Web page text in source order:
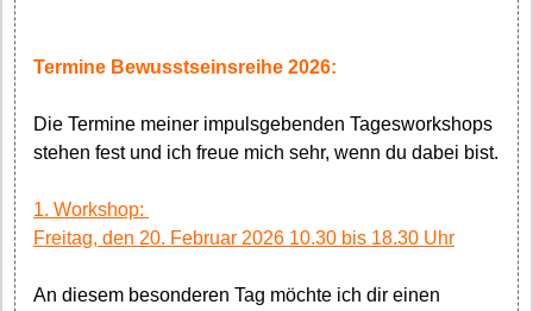
Termine Bewusstseinsreihe 2026:
Die Termine meiner impulsgebenden Tagesworkshops
stehen fest und ich freue mich sehr, wenn du dabei bist.
1. Workshop:
Freitag, den 20. Februar 2026 10.30 bis 18.30 Uhr
An diesem besonderen Tag möchte ich dir einen